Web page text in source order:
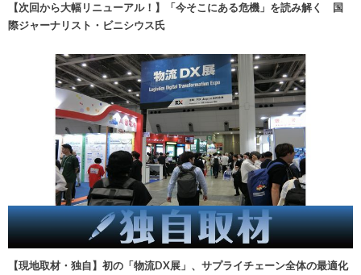
【次回から大幅リニューアル！】「今そこにある危機」を読み解く 国
際ジャーナリスト・ビニシウス氏
【現地取材・独自】初の「物流DX展」、サプライチェーン全体の最適化